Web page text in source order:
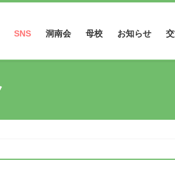
SNS 洞南会 母校 お知らせ